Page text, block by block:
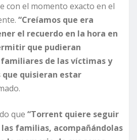
con el momento exacto en el
“Creíamos que era
el recuerdo en la hora en
que pudieran
de las víctimas y
que quisieran estar
que “Torrent quiere seguir
familias, acompañándolas